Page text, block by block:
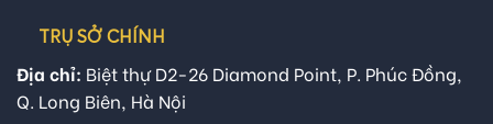
TRỤ SỞ CHÍNH
Địa chỉ: Biệt thự D2-26 Diamond Point, P. Phúc Đồng,
Q. Long Biên, Hà Nội